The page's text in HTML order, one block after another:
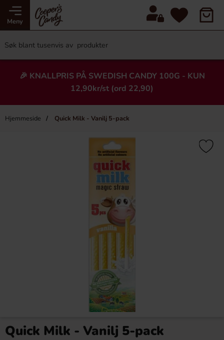
Meny
🎉 KNALLPRIS PÅ SWEDISH CANDY 100G - KUN
12,90kr/st (ord 22,90)
Hjemmeside Quick Milk - Vanilj 5-pack
Heading
×
Quick Milk - Vanilj 5-pack